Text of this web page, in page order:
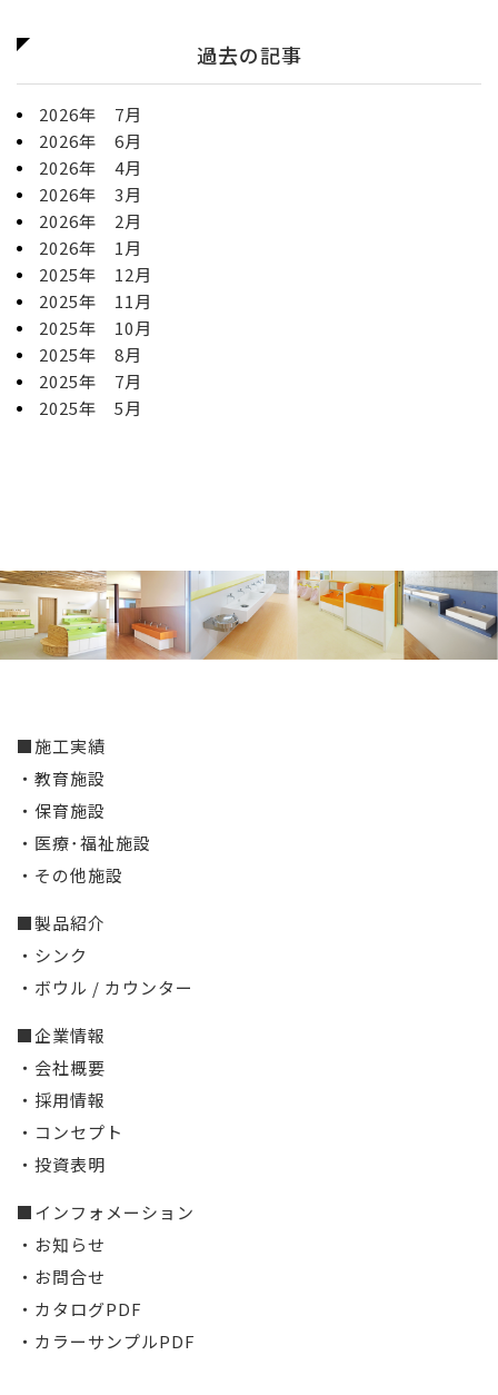
過去の記事
2026年 7月
2026年 6月
2026年 4月
2026年 3月
2026年 2月
2026年 1月
2025年 12月
2025年 11月
2025年 10月
2025年 8月
2025年 7月
2025年 5月
■施工実績
・教育施設
・保育施設
・医療･福祉施設
・その他施設
■製品紹介
・シンク
・ボウル / カウンター
■企業情報
・会社概要
・採用情報
・コンセプト
・投資表明
■インフォメーション
・お知らせ
・お問合せ
・カタログPDF
・カラーサンプルPDF